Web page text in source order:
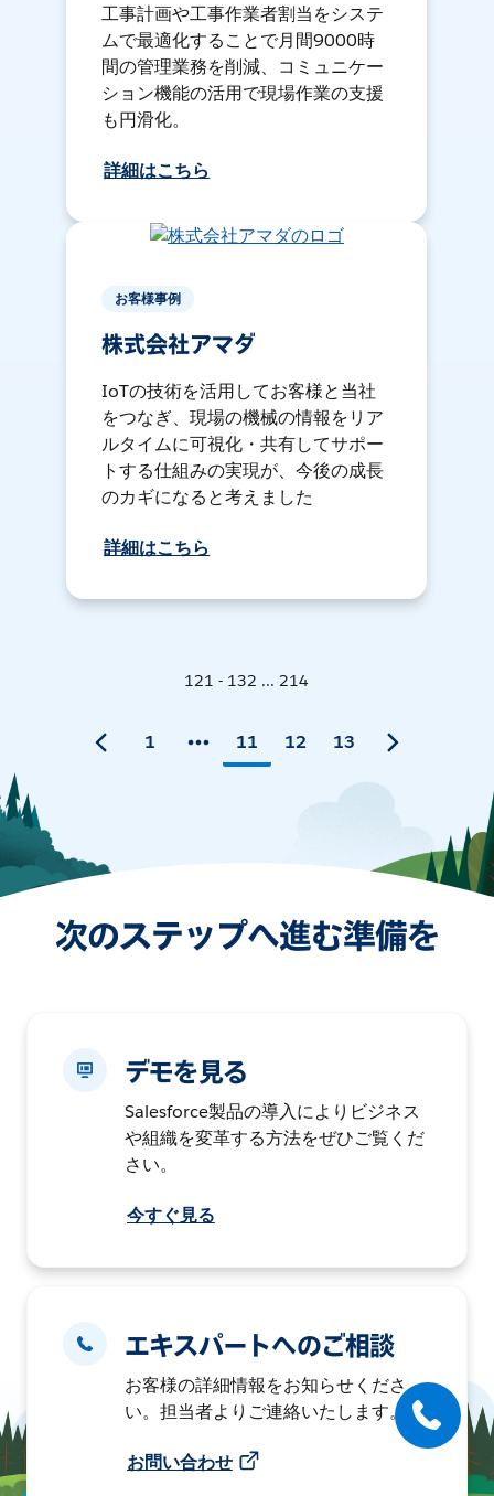
工事計画や工事作業者割当をシステ
ムで最適化することで月間9000時
間の管理業務を削減、コミュニケー
ション機能の活用で現場作業の支援
も円滑化。
詳細はこちら
お客様事例
株式会社アマダ
IoTの技術を活用してお客様と当社
をつなぎ、現場の機械の情報をリア
ルタイムに可視化・共有してサポー
トする仕組みの実現が、今後の成長
のカギになると考えました
詳細はこちら
121 - 132 ... 214
1 11 12 13
次のステップへ進む準備を
デモを見る
Salesforce製品の導入によりビジネス
や組織を変革する方法をぜひご覧くだ
さい。
今すぐ見る
エキスパートへのご相談
お客様の詳細情報をお知らせくださ
い。担当者よりご連絡いたします。
お問い合わせ